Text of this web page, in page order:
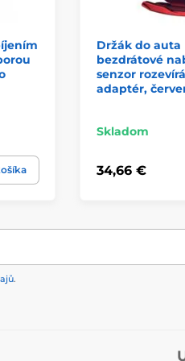
Držák do auta
bezdrátové
senzor
adaptér,
Skladom
34,66 €
.